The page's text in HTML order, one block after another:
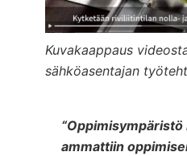
Kuvakaappaus
sähköasentajan
ammattiin